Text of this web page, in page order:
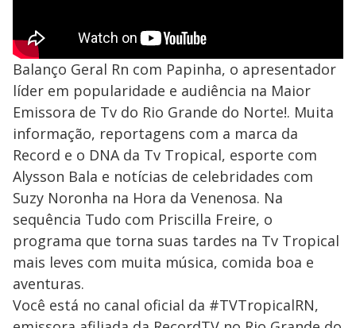
Balanço Geral Rn com Papinha, o apresentador
líder em popularidade e audiência na Maior
Emissora de Tv do Rio Grande do Norte!. Muita
informação, reportagens com a marca da
Record e o DNA da Tv Tropical, esporte com
Alysson Bala e notícias de celebridades com
Suzy Noronha na Hora da Venenosa. Na
sequência Tudo com Priscilla Freire, o
programa que torna suas tardes na Tv Tropical
mais leves com muita música, comida boa e
aventuras.
Você está no canal oficial da #TVTropicalRN,